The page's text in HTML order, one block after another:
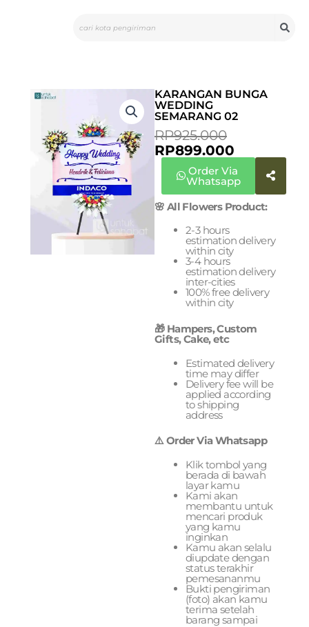
KARANGAN BUNGA
WEDDING
SEMARANG 02
RP925.000
PRICE
WAS:
RP925.000.
RP899.000
IS:
Order Via
Whatsapp
🌸 All Flowers Product:
2-3 hours
estimation delivery
within city
3-4 hours
estimation delivery
inter-cities
100% free delivery
within city
🎁 Hampers, Custom
Gifts, Cake, etc
Estimated delivery
time may differ
Delivery fee will be
applied according
to shipping
address
⚠️ Order Via Whatsapp
Klik tombol yang
berada di bawah
layar kamu
Kami akan
membantu untuk
mencari produk
yang kamu
inginkan
Kamu akan selalu
diupdate dengan
status terakhir
pemesananmu
Bukti pengiriman
(foto) akan kamu
terima setelah
barang sampai